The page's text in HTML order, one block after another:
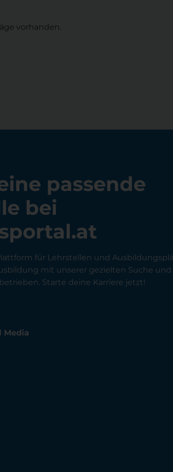
vorhanden.
passende
bei
für Lehrstellen und
mit unserer gezielten Suche
Starte deine Karriere jetzt!
Media